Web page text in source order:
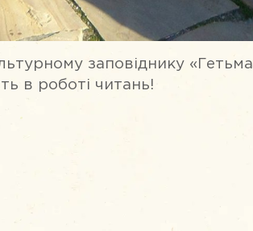
заповіднику
в роботі читань!